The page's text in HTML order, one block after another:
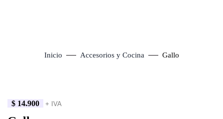
Inicio Accesorios y Cocina Gallo
Click to enlarge
$ 14.900 + IVA